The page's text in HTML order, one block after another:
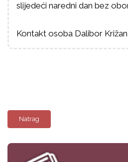
slijedeći naredni dan bez
Kontakt osoba Dalibor
Natrag